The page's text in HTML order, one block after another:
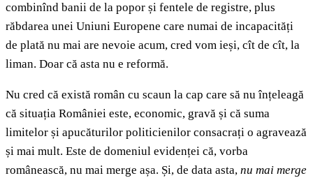
combinînd banii de la popor și fentele de registre, plus
răbdarea unei Uniuni Europene care numai de incapacități
de plată nu mai are nevoie acum, cred vom ieși, cît de cît, la
liman. Doar că asta nu e reformă.
Nu cred că există român cu scaun la cap care să nu înțeleagă
că situația României este, economic, gravă și că suma
limitelor și apucăturilor politicienilor consacrați o agravează
și mai mult. Este de domeniul evidenței că, vorba
românească, nu mai merge așa. Și, de data asta, nu mai merge